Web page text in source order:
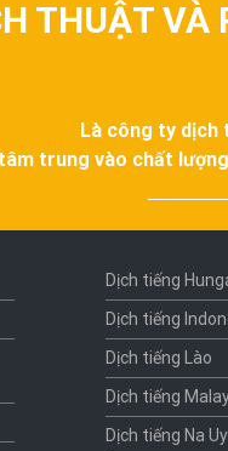
THUẬT VÀ
Là công ty dịch
trung vào chất
Dịch tiếng
Dịch tiếng
Dịch tiếng Lào
Dịch tiếng
Dịch tiếng Na Uy